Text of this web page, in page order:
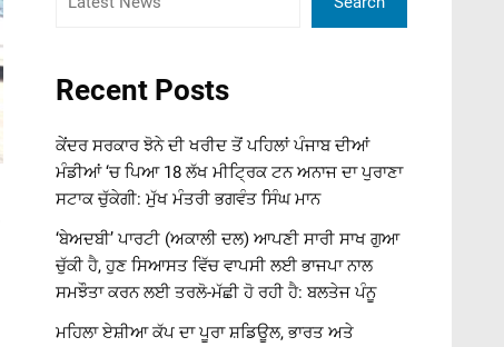
Recent Posts
ਕੇਂਦਰ ਸਰਕਾਰ ਝੋਨੇ ਦੀ ਖਰੀਦ ਤੋਂ ਪਹਿਲਾਂ ਪੰਜਾਬ ਦੀਆਂ
ਮੰਡੀਆਂ ‘ਚ ਪਿਆ 18 ਲੱਖ ਮੀਟ੍ਰਿਕ ਟਨ ਅਨਾਜ ਦਾ ਪੁਰਾਣਾ
ਸਟਾਕ ਚੁੱਕੇਗੀ: ਮੁੱਖ ਮੰਤਰੀ ਭਗਵੰਤ ਸਿੰਘ ਮਾਨ
‘ਬੇਅਦਬੀ’ ਪਾਰਟੀ (ਅਕਾਲੀ ਦਲ) ਆਪਣੀ ਸਾਰੀ ਸਾਖ ਗੁਆ
ਚੁੱਕੀ ਹੈ, ਹੁਣ ਸਿਆਸਤ ਵਿੱਚ ਵਾਪਸੀ ਲਈ ਭਾਜਪਾ ਨਾਲ
ਸਮਝੌਤਾ ਕਰਨ ਲਈ ਤਰਲੋ-ਮੱਛੀ ਹੋ ਰਹੀ ਹੈ: ਬਲਤੇਜ ਪੰਨੂ
ਮਹਿਲਾ ਏਸ਼ੀਆ ਕੱਪ ਦਾ ਪੂਰਾ ਸ਼ਡਿਊਲ, ਭਾਰਤ ਅਤੇ